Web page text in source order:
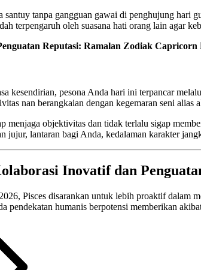
santuy tanpa gangguan gawai di penghujung hari
terpengaruh oleh suasana hati orang lain agar
Reputasi: Ramalan Zodiak
kesendirian, pesona Anda hari ini terpancar
nan berangkaian dengan kegemaran seni
menjaga objektivitas dan tidak terlalu sigap
jujur, lantaran bagi Anda, kedalaman karakter
Inovatif dan
Pisces disarankan untuk lebih proaktif dalam
pendekatan humanis berpotensi memberikan